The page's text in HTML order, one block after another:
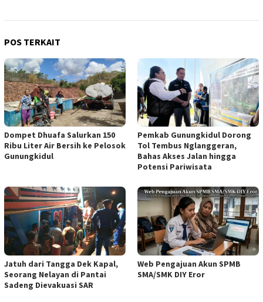
POS TERKAIT
Dompet Dhuafa Salurkan 150
Ribu Liter Air Bersih ke Pelosok
Gunungkidul
Pemkab Gunungkidul Dorong
Tol Tembus Nglanggeran,
Bahas Akses Jalan hingga
Potensi Pariwisata
Jatuh dari Tangga Dek Kapal,
Seorang Nelayan di Pantai
Sadeng Dievakuasi SAR
Web Pengajuan Akun SPMB
SMA/SMK DIY Eror